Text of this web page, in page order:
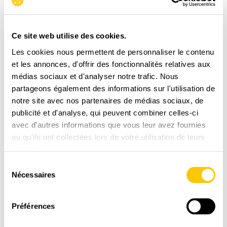
Ce site web utilise des cookies.
Les cookies nous permettent de personnaliser le contenu
et les annonces, d'offrir des fonctionnalités relatives aux
médias sociaux et d'analyser notre trafic. Nous
partageons également des informations sur l'utilisation de
notre site avec nos partenaires de médias sociaux, de
publicité et d'analyse, qui peuvent combiner celles-ci
avec d'autres informations que vous leur avez fournies
ou qu'ils ont collectées lors de votre utilisation de leurs
Nécessaires
Préférences
LIVRAISON
RAPIDE
1-3 jours ouvrables avec La Poste CH